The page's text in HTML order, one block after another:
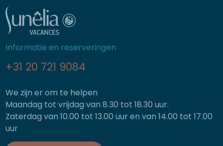
Informatie en reserveringen
+31 20 721 9084
We zijn er om te helpen
Maandag tot vrijdag van 8.30 tot 18.30 uur.
Zaterdag van 10.00 tot 13.00 uur en van 14.00 tot 17.00
uur